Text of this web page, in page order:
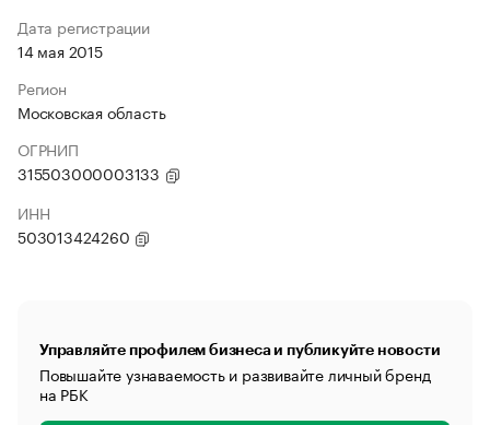
Дата регистрации
14 мая 2015
Регион
Московская область
ОГРНИП
315503000003133
ИНН
503013424260
Управляйте профилем бизнеса и публикуйте новости
Повышайте узнаваемость и развивайте личный бренд
на РБК